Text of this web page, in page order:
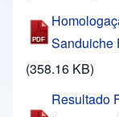
Sanduiche
(358.16 KB)
Resultado